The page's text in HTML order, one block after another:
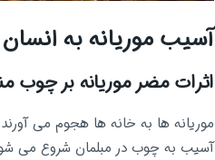
آسیب موریانه به
اثرات مضر موریانه بر چوب
موریانه ها به خانه ها هجوم می
آسیب به چوب در مبلمان شروع می